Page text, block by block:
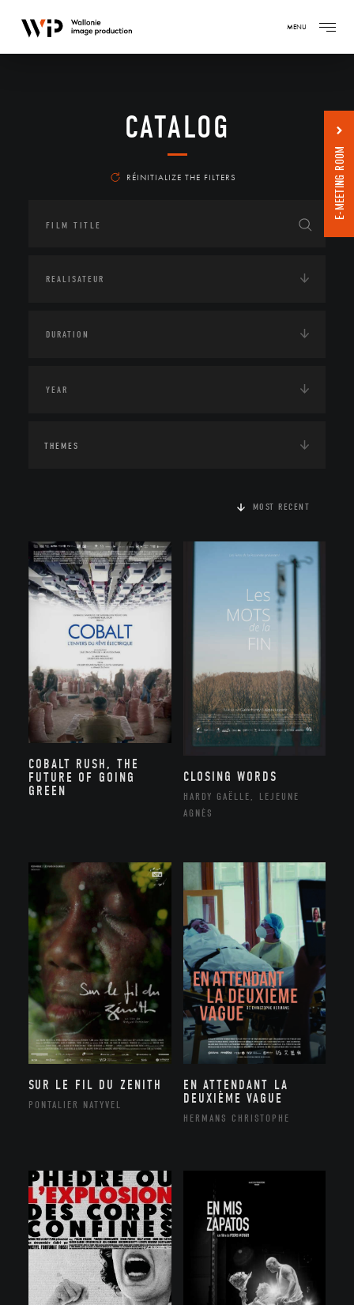
MENU
CATALOG
RÉINITIALIZE THE FILTERS
THEMES
MOST RECENT
COBALT RUSH, THE
FUTURE OF GOING
GREEN
CLOSING WORDS
HARDY GAËLLE, LEJEUNE
AGNÈS
SUR LE FIL DU ZENITH
PONTALIER NATYVEL
EN ATTENDANT LA
DEUXIÈME VAGUE
HERMANS CHRISTOPHE
E-MEETING ROOM